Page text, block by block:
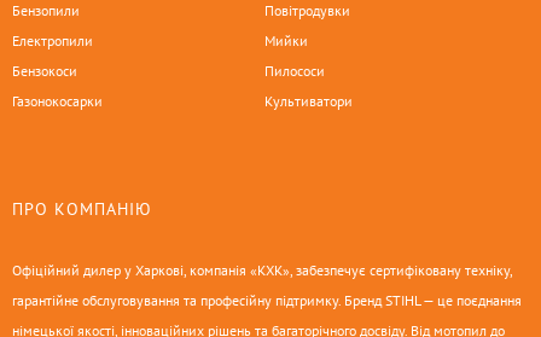
Бензопили
Електропили
Бензокоси
Газонокосарки
Повітродувки
Мийки
Пилососи
Культиватори
ПРО КОМПАНІЮ
Офіційний дилер у Харкові, компанія «КХК», забезпечує сертифіковану техніку,
гарантійне обслуговування та професійну підтримку. Бренд STIHL — це поєднання
німецької якості, інноваційних рішень та багаторічного досвіду. Від мотопил до